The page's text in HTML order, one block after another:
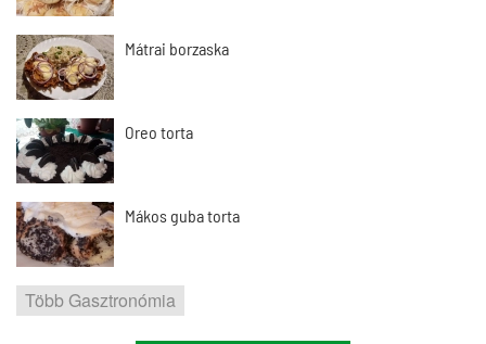
Mátrai borzaska
Oreo torta
Mákos guba torta
Több Gasztronómia